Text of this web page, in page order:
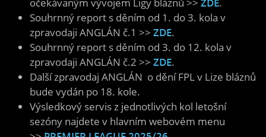
očekávaným vývojem Ligy bláznů >> ZDE.
Souhrnný report s děním od 1. do 3. kola v
zpravodaji ANGLÁN č.1 >> ZDE.
Souhrnný report s děním od 3. do 12. kola v
zpravodaji ANGLÁN č.2 >> ZDE.
Další zpravodaj ANGLÁN o dění FPL v Lize bláznů
bude vydán po 18. kole.
Výsledkový servis z jednotlivých kol letošní
sezóny najdete v hlavním webovém menu